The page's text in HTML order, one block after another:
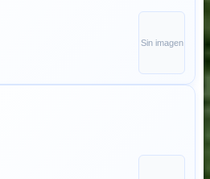
Sin imagen